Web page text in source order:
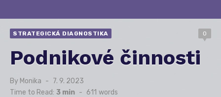
STRATEGICKÁ DIAGNOSTIKA 0
Podnikové činnosti
By Monika
Posted
on
7. 9. 2023
Time to Read: 3 min - 611 words